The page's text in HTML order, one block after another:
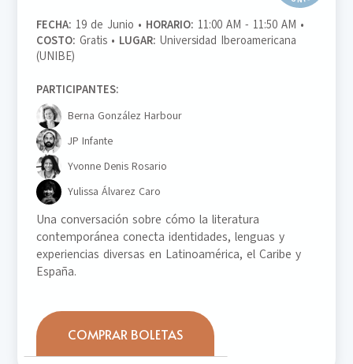
FECHA: 19 de Junio • HORARIO: 11:00 AM - 11:50 AM •
COSTO: Gratis • LUGAR: Universidad Iberoamericana
(UNIBE)
PARTICIPANTES:
Berna González Harbour
JP Infante
Yvonne Denis Rosario
Yulissa Álvarez Caro
Una conversación sobre cómo la literatura
contemporánea conecta identidades, lenguas y
experiencias diversas en Latinoamérica, el Caribe y
España.
COMPRAR BOLETAS